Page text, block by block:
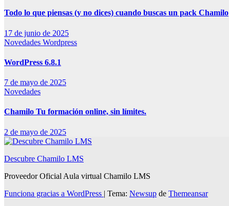
Todo lo que piensas (y no dices) cuando buscas un pack Chamilo
17 de junio de 2025
Novedades Wordpress
WordPress 6.8.1
7 de mayo de 2025
Novedades
Chamilo Tu formación online, sin límites.
2 de mayo de 2025
Descubre Chamilo LMS
Proveedor Oficial Aula virtual Chamilo LMS
Funciona gracias a WordPress | Tema: Newsup de Themeansar